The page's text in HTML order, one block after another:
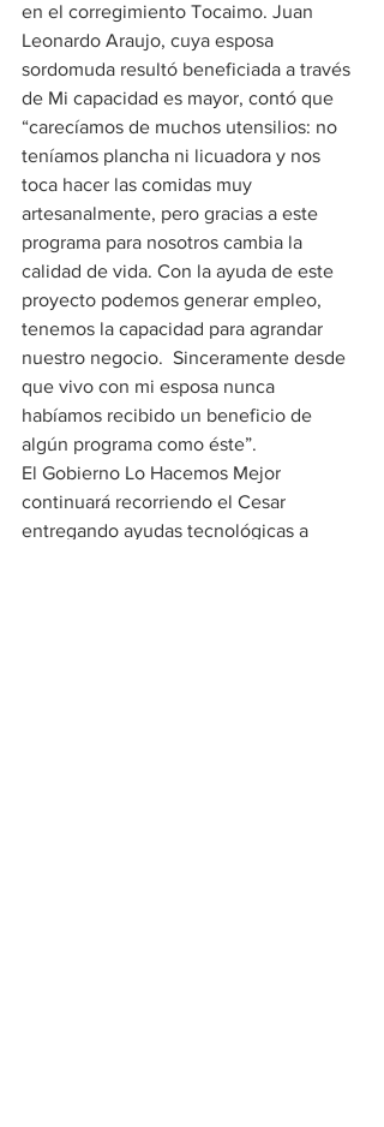
en el corregimiento Tocaimo. Juan
Leonardo Araujo, cuya esposa
sordomuda resultó beneficiada a través
de Mi capacidad es mayor, contó que
“carecíamos de muchos utensilios: no
teníamos plancha ni licuadora y nos
toca hacer las comidas muy
artesanalmente, pero gracias a este
programa para nosotros cambia la
calidad de vida. Con la ayuda de este
proyecto podemos generar empleo,
tenemos la capacidad para agrandar
nuestro negocio.  Sinceramente desde
que vivo con mi esposa nunca
habíamos recibido un beneficio de
algún programa como éste”.
El Gobierno Lo Hacemos Mejor
continuará recorriendo el Cesar
entregando ayudas tecnológicas a